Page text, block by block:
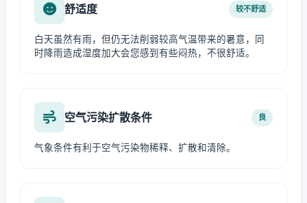
舒适度 较不舒适
白天虽然有雨，但仍无法削弱较高气温带来的暑意，同
时降雨造成湿度加大会您感到有些闷热，不很舒适。
空气污染扩散条件 良
气象条件有利于空气污染物稀释、扩散和清除。